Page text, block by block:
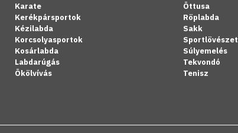
Karate
Kerékpársportok
Kézilabda
Korcsolyasportok
Kosárlabda
Labdarúgás
Ökölvívás
Öttusa
Röplabda
Sakk
Sportlövészet
Súlyemelés
Tekvondó
Tenisz